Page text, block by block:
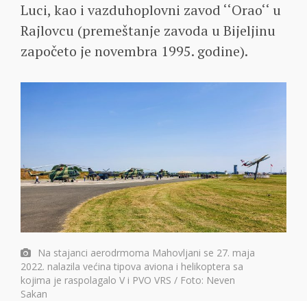
Luci, kao i vazduhoplovni zavod ‘‘Orao‘‘ u
Rajlovcu (premeštanje zavoda u Bijeljinu
započeto je novembra 1995. godine).
Na stajanci aerodrmoma Mahovljani se 27. maja
2022. nalazila većina tipova aviona i helikoptera sa
kojima je raspolagalo V i PVO VRS / Foto: Neven
Sakan